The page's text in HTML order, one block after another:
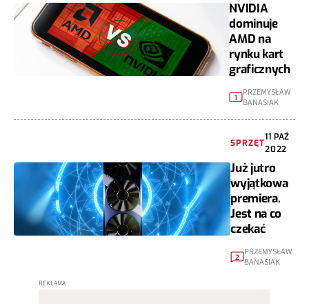
NVIDIA
dominuje
AMD na
rynku kart
graficznych
1
PRZEMYSŁAW
BANASIAK
SPRZĘT
11 PAŹ
2022
Już jutro
wyjątkowa
premiera.
Jest na co
czekać
2
PRZEMYSŁAW
BANASIAK